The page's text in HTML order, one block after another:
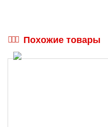
Похожие товары